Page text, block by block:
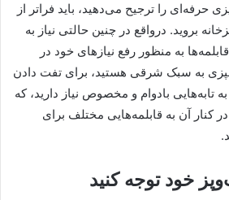
حرفه‌ای را ترجیح می‌دهید، باید فراتر از
بروید. درواقع در چنین حالتی نیاز به
به منظور رفع نیازهای خود در
به سبک شرقی هستید، برای تفت دادن
تابه‌هایی بادوام و مخصوص نیاز دارید، که
کنار آن به قابلمه‌هایی مختلف برای